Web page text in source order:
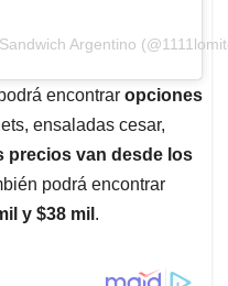
Argentino
encontrar opciones
ensaladas cesar,
precios van desde los
podrá encontrar
y $38 mil .